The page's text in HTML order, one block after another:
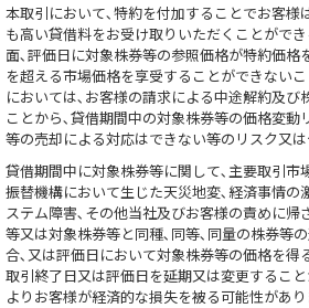
本取引において､特約を付加することでお客様
も高い貸借料をお受け取りいただくことがで
面､評価日に対象株券等の参照価格が特約価格
を超える市場価格を享受することができない
においては､お客様の請求による中途解約及び
ことから､貸借期間中の対象株券等の価格変動
等の売却による対応はできない等のリスク又
貸借期間中に対象株券等に関して､主要取引市
振替機構において生じた天災地変､経済事情の
ステム障害､その他当社及びお客様の責めに帰
等又は対象株券等と同種､同等､同量の株券等
合､又は評価日において対象株券等の価格を得
取引終了日又は評価日を延期又は変更するこ
よりお客様が経済的な損失を被る可能性があり